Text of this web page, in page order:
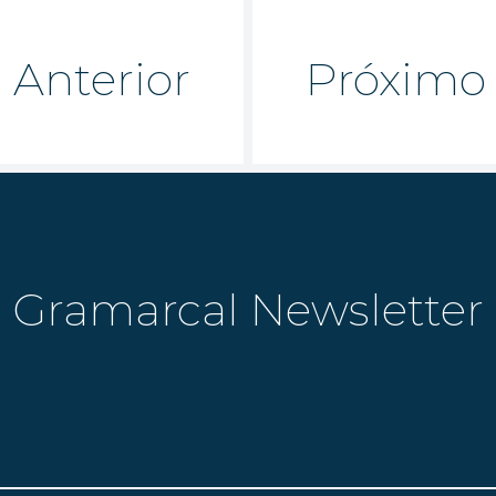
Anterior Próximo
Gramarcal Newsletter